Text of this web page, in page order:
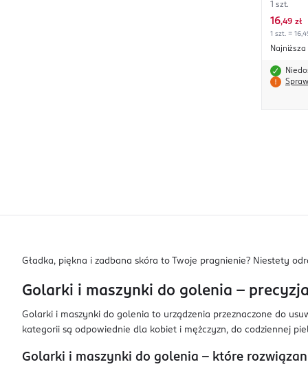
1 szt.
16,49 zł
1 szt. =
Najniższa
Gładka, piękna i zadbana skóra to Twoje pragnienie? Niestety
Golarki i maszynki do golenia –
Golarki i maszynki do golenia to urządzenia przeznaczone do
kategorii są odpowiednie dla kobiet i mężczyzn, do codziennej
Golarki i maszynki do golenia – które